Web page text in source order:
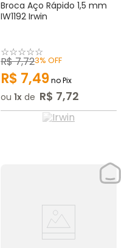
Broca Aço Rápido 1,5 mm
IW1192 Irwin
☆☆☆☆☆
R$7,723% OFF
R$ 7,49no Pix
ou 1 de R$ 7,72